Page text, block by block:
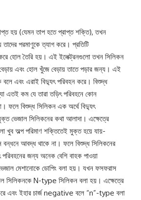
হয় (যেমন তাপ হতে প্রাপ্ত শক্তি), তখন
পরমাণুকে ত্যাগ করে। প্রতিটি
হোল তৈরি হয়। এই ইলেক্ট্রনগুলো তখন সিলিকন
এবং হোল খুঁজে বেড়ায় তাতে পড়ার জন্য। এই
এবং এরাই বিদ্যুৎ পরিবহন করে। বিশুদ্ধ
এতই কম যে তারা তড়িৎ পরিবহনে কোন
ফলে বিশুদ্ধ সিলিকন এক অর্থে বিদ্যুৎ
ভেজাল সিলিকনের কথা আলাদা। এক্ষেত্রে
খুব অল্প পরিমাণ শক্তিতেই মুক্ত হয়ে যায়-
আবদ্ধ থাকে না। ফলে বিশুদ্ধ সিলিকনের
জন্য অনেক বেশি বাহক পাওয়া
মেশানোকে ডোপিং বলা হয়। যখন ফসফরাস
সিলিকনকে N-type সিলিকন বলা হয়। এক্ষেত্রে
এবং ইহার চার্জ negative বলে “n”-type বলা